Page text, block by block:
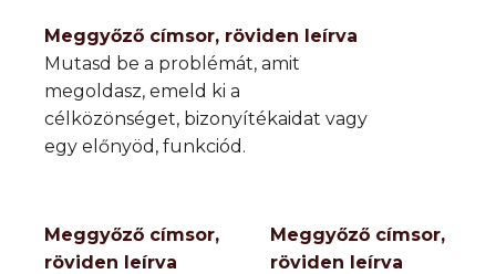
Meggyőző címsor, röviden leírva
Mutasd be a problémát, amit
megoldasz, emeld ki a
célközönséget, bizonyítékaidat vagy
egy előnyöd, funkciód.
Meggyőző címsor,
röviden leírva
Meggyőző címsor,
röviden leírva